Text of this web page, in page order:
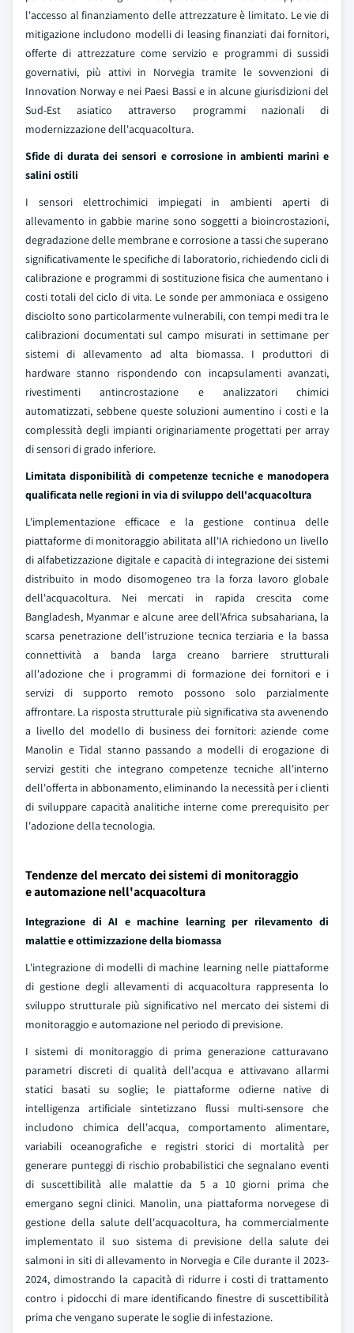
l'accesso al finanziamento delle attrezzature è limitato. Le vie di
mitigazione includono modelli di leasing finanziati dai fornitori,
offerte di attrezzature come servizio e programmi di sussidi
governativi, più attivi in Norvegia tramite le sovvenzioni di
Innovation Norway e nei Paesi Bassi e in alcune giurisdizioni del
Sud-Est asiatico attraverso programmi nazionali di
modernizzazione dell'acquacoltura.
Sfide di durata dei sensori e corrosione in ambienti marini e
salini ostili
I sensori elettrochimici impiegati in ambienti aperti di
allevamento in gabbie marine sono soggetti a bioincrostazioni,
degradazione delle membrane e corrosione a tassi che superano
significativamente le specifiche di laboratorio, richiedendo cicli di
calibrazione e programmi di sostituzione fisica che aumentano i
costi totali del ciclo di vita. Le sonde per ammoniaca e ossigeno
disciolto sono particolarmente vulnerabili, con tempi medi tra le
calibrazioni documentati sul campo misurati in settimane per
sistemi di allevamento ad alta biomassa. I produttori di
hardware stanno rispondendo con incapsulamenti avanzati,
rivestimenti antincrostazione e analizzatori chimici
automatizzati, sebbene queste soluzioni aumentino i costi e la
complessità degli impianti originariamente progettati per array
di sensori di grado inferiore.
Limitata disponibilità di competenze tecniche e manodopera
qualificata nelle regioni in via di sviluppo dell'acquacoltura
L'implementazione efficace e la gestione continua delle
piattaforme di monitoraggio abilitata all'IA richiedono un livello
di alfabetizzazione digitale e capacità di integrazione dei sistemi
distribuito in modo disomogeneo tra la forza lavoro globale
dell'acquacoltura. Nei mercati in rapida crescita come
Bangladesh, Myanmar e alcune aree dell'Africa subsahariana, la
scarsa penetrazione dell'istruzione tecnica terziaria e la bassa
connettività a banda larga creano barriere strutturali
all'adozione che i programmi di formazione dei fornitori e i
servizi di supporto remoto possono solo parzialmente
affrontare. La risposta strutturale più significativa sta avvenendo
a livello del modello di business dei fornitori: aziende come
Manolin e Tidal stanno passando a modelli di erogazione di
servizi gestiti che integrano competenze tecniche all'interno
dell'offerta in abbonamento, eliminando la necessità per i clienti
di sviluppare capacità analitiche interne come prerequisito per
l'adozione della tecnologia.
Tendenze del mercato dei sistemi di monitoraggio
e automazione nell'acquacoltura
Integrazione di AI e machine learning per rilevamento di
malattie e ottimizzazione della biomassa
L'integrazione di modelli di machine learning nelle piattaforme
di gestione degli allevamenti di acquacoltura rappresenta lo
sviluppo strutturale più significativo nel mercato dei sistemi di
monitoraggio e automazione nel periodo di previsione.
I sistemi di monitoraggio di prima generazione catturavano
parametri discreti di qualità dell'acqua e attivavano allarmi
statici basati su soglie; le piattaforme odierne native di
intelligenza artificiale sintetizzano flussi multi-sensore che
includono chimica dell'acqua, comportamento alimentare,
variabili oceanografiche e registri storici di mortalità per
generare punteggi di rischio probabilistici che segnalano eventi
di suscettibilità alle malattie da 5 a 10 giorni prima che
emergano segni clinici. Manolin, una piattaforma norvegese di
gestione della salute dell'acquacoltura, ha commercialmente
implementato il suo sistema di previsione della salute dei
salmoni in siti di allevamento in Norvegia e Cile durante il 2023-
2024, dimostrando la capacità di ridurre i costi di trattamento
contro i pidocchi di mare identificando finestre di suscettibilità
prima che vengano superate le soglie di infestazione.